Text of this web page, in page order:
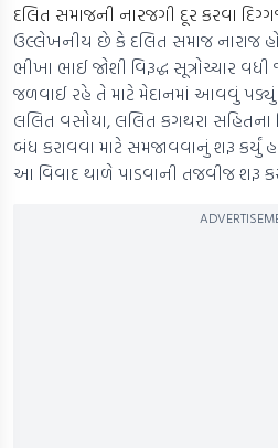
દલિત સમાજની નારજગી દૂર કરવા
ઉલ્લેખનીય છે કે દલિત સમાજ નારાજ
ભીખા ભાઈ જોશી વિરૂદ્ધ સૂત્રોચ્ચાર
જળવાઈ રહે તે માટે મેદાનમાં આવવું
લલિત વસોયા, લલિત કગથરા
બંધ કરાવવા માટે સમજાવવાનું શરૂ કર્યું
આ વિવાદ થાળે પાડવાની તજવીજ શરૂ